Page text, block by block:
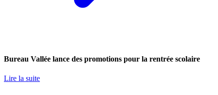
Bureau Vallée lance des promotions pour la rentrée scolaire
Lire la suite